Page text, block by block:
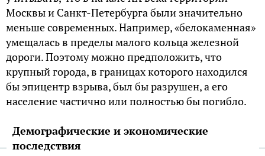
Москвы и Санкт-Петербурга были значительно
меньше современных. Например, «белокаменная»
умещалась в пределы малого кольца железной
дороги. Поэтому можно предположить, что
крупный города, в границах которого находился
бы эпицентр взрыва, был бы разрушен, а его
население частично или полностью бы погибло.
Демографические и экономические
последствия